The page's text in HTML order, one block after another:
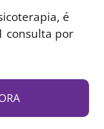
é
consulta por